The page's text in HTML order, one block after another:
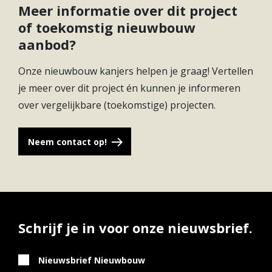
opslag van energie als de overheid straks de
salderingsregeling afschaft.
luchtverwarming ook bij een lagere temperatuur
voor een comfortabele woning met frisse lucht.
Met dezelfde warmtepomp wordt de woning
gekoeld en wordt het warme water gemaakt.
Hierbij wordt niet gebruik gemaakt van de
deze woning zeer lage verbruikskosten en kunt u
lagere hypotheekrente.
Meer informatie over dit project
of toekomstig nieuwbouw
aanbod?
Onze nieuwbouw kanjers helpen je graag! Vertellen
je meer over dit project én kunnen je informeren
over vergelijkbare (toekomstige) projecten.
Neem contact op!
Schrijf je in voor onze nieuwsbrief.
Nieuwsbrief Nieuwbouw